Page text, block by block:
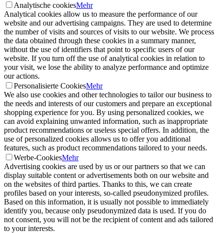
Analytische cookiesMehr
Analytical cookies allow us to measure the performance of our
website and our advertising campaigns. They are used to determine
the number of visits and sources of visits to our website. We process
the data obtained through these cookies in a summary manner,
without the use of identifiers that point to specific users of our
website. If you turn off the use of analytical cookies in relation to
your visit, we lose the ability to analyze performance and optimize
our actions.
Personalisierte CookiesMehr
We also use cookies and other technologies to tailor our business to
the needs and interests of our customers and prepare an exceptional
shopping experience for you. By using personalized cookies, we
can avoid explaining unwanted information, such as inappropriate
product recommendations or useless special offers. In addition, the
use of personalized cookies allows us to offer you additional
features, such as product recommendations tailored to your needs.
Werbe-CookiesMehr
Advertising cookies are used by us or our partners so that we can
display suitable content or advertisements both on our website and
on the websites of third parties. Thanks to this, we can create
profiles based on your interests, so-called pseudonymized profiles.
Based on this information, it is usually not possible to immediately
identify you, because only pseudonymized data is used. If you do
not consent, you will not be the recipient of content and ads tailored
to your interests.